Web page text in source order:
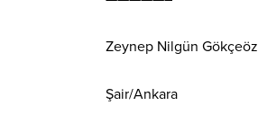
Zeynep Nilgün Gökçeöz
Şair/Ankara